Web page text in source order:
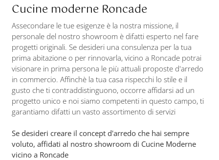
Cucine moderne Roncade
Assecondare le tue esigenze è la nostra missione, il
personale del nostro showroom è difatti esperto nel fare
progetti originali. Se desideri una consulenza per la tua
prima abitazione o per rinnovarla, vicino a Roncade potrai
visionare in prima persona le più attuali proposte d'arredo
in commercio. Affinchè la tua casa rispecchi lo stile e il
gusto che ti contraddistinguono, occorre affidarsi ad un
progetto unico e noi siamo competenti in questo campo, ti
garantiamo difatti un vasto assortimento di servizi
Se desideri creare il concept d'arredo che hai sempre
voluto, affidati al nostro showroom di Cucine Moderne
vicino a Roncade